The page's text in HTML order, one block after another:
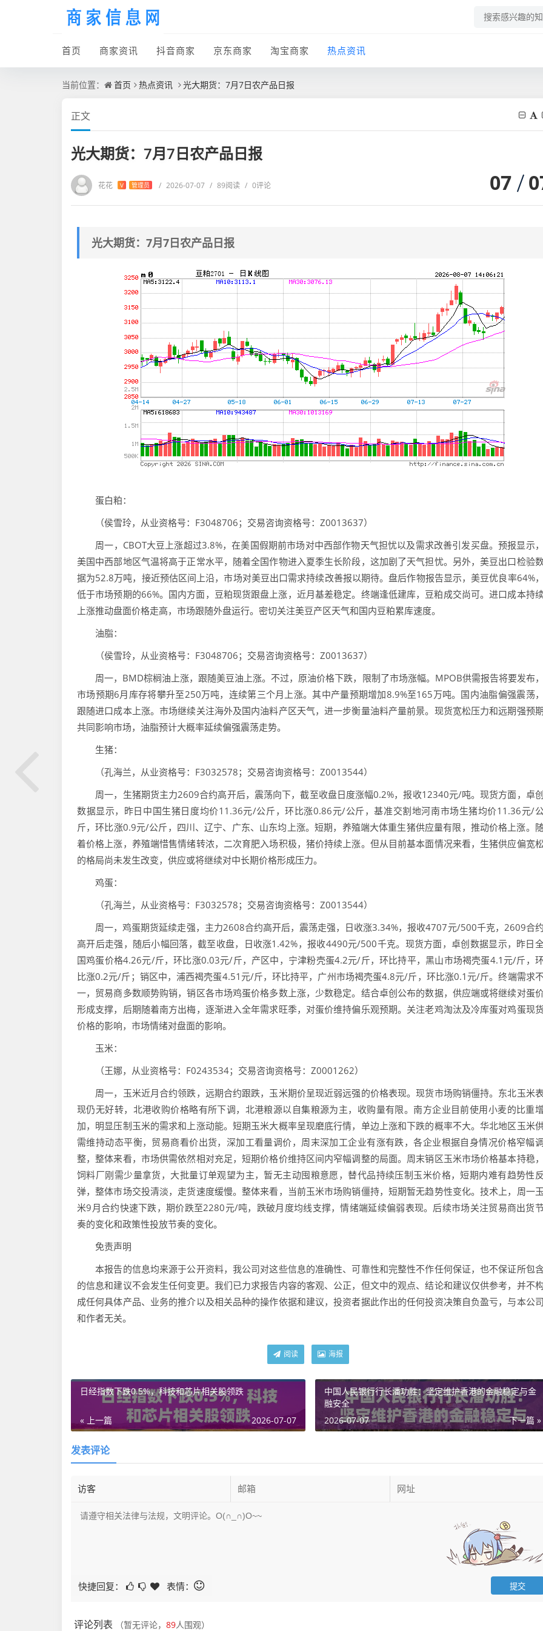
首页 商家资讯 抖音商家 京东商家 淘宝商家 热点资讯
当前位置： 首页 热点资讯 光大期货：7月7日农产品日报
正文
光大期货：7月7日农产品日报
花花 V 管理员 / 2026-07-07 / 89阅读 / 0评论 07
光大期货：7月7日农产品日报
蛋白粕：
（侯雪玲，从业资格号：F3048706；交易咨询资格号：Z0013637）
周一，CBOT大豆上涨超过3.8%，在美国假期前市场对中西部作物天气担忧以及需求改善引发买盘。预报显示，
美国中西部地区气温将高于正常水平，随着全国作物进入夏季生长阶段，这加剧了天气担忧。另外，美豆出口检验
据为52.8万吨，接近预估区间上沿，市场对美豆出口需求持续改善报以期待。盘后作物报告显示，美豆优良率64%，
低于市场预期的66%。国内方面，豆粕现货跟盘上涨，近月基差稳定。终端逢低建库，豆粕成交尚可。进口成本持续
上涨推动盘面价格走高，市场跟随外盘运行。密切关注美豆产区天气和国内豆粕累库速度。
油脂：
（侯雪玲，从业资格号：F3048706；交易咨询资格号：Z0013637）
周一，BMD棕榈油上涨，跟随美豆油上涨。不过，原油价格下跌，限制了市场涨幅。MPOB供需报告将要发布，
市场预期6月库存将攀升至250万吨，连续第三个月上涨。其中产量预期增加8.9%至165万吨。国内油脂偏强震荡，
跟随进口成本上涨。市场继续关注海外及国内油料产区天气，进一步衡量油料产量前景。现货宽松压力和远期强预期
共同影响市场，油脂预计大概率延续偏强震荡走势。
生猪：
（孔海兰，从业资格号：F3032578；交易咨询资格号：Z0013544）
周一，生猪期货主力2609合约高开后，震荡向下，截至收盘日度涨幅0.2%，报收12340元/吨。现货方面，卓创
数据显示，昨日中国生猪日度均价11.36元/公斤，环比涨0.86元/公斤，基准交割地河南市场生猪均价11.36元/
斤，环比涨0.9元/公斤，四川、辽宁、广东、山东均上涨。短期，养殖端大体重生猪供应量有限，推动价格上涨。
着价格上涨，养殖端惜售情绪转浓，二次育肥入场积极，猪价持续上涨。但从目前基本面情况来看，生猪供应偏宽
的格局尚未发生改变，供应或将继续对中长期价格形成压力。
鸡蛋：
（孔海兰，从业资格号：F3032578；交易咨询资格号：Z0013544）
周一，鸡蛋期货延续走强，主力2608合约高开后，震荡走强，日收涨3.34%，报收4707元/500千克，2609合约
高开后走强，随后小幅回落，截至收盘，日收涨1.42%，报收4490元/500千克。现货方面，卓创数据显示，昨日
国鸡蛋价格4.26元/斤，环比涨0.03元/斤，产区中，宁津粉壳蛋4.2元/斤，环比持平，黑山市场褐壳蛋4.1元/斤，
比涨0.2元/斤；销区中，浦西褐壳蛋4.51元/斤，环比持平，广州市场褐壳蛋4.8元/斤，环比涨0.1元/斤。终端需求
一，贸易商多数顺势购销，销区各市场鸡蛋价格多数上涨，少数稳定。结合卓创公布的数据，供应端或将继续对蛋
形成支撑，后期随着南方出梅，逐渐进入全年需求旺季，对蛋价维持偏乐观预期。关注老鸡淘汰及冷库蛋对鸡蛋现货
价格的影响，市场情绪对盘面的影响。
玉米：
（王娜，从业资格号：F0243534；交易咨询资格号：Z0001262）
周一，玉米近月合约领跌，远期合约跟跌，玉米期价呈现近弱远强的价格表现。现货市场购销僵持。东北玉米表
现仍无好转，北港收购价格略有所下调，北港粮源以自集粮源为主，收购量有限。南方企业目前使用小麦的比重增
加，明显压制玉米的需求和上涨动能。短期玉米大概率呈现磨底行情，单边上涨和下跌的概率不大。华北地区玉米
需维持动态平衡，贸易商看价出货，深加工看量调价，周末深加工企业有涨有跌，各企业根据自身情况价格窄幅调
整，整体来看，市场供需依然相对充足，短期价格价维持区间内窄幅调整的局面。周末销区玉米市场价格基本持稳，
饲料厂刚需少量拿货，大批量订单观望为主，暂无主动囤粮意愿，替代品持续压制玉米价格，短期内难有趋势性反
弹，整体市场交投清淡，走货速度缓慢。整体来看，当前玉米市场购销僵持，短期暂无趋势性变化。技术上，周一玉
米9月合约快速下跌，期价跌至2280元/吨，跌破月度均线支撑，情绪端延续偏弱表现。后续市场关注贸易商出货
奏的变化和政策性投放节奏的变化。
免责声明
本报告的信息均来源于公开资料，我公司对这些信息的准确性、可靠性和完整性不作任何保证，也不保证所包
的信息和建议不会发生任何变更。我们已力求报告内容的客观、公正，但文中的观点、结论和建议仅供参考，并不构
成任何具体产品、业务的推介以及相关品种的操作依据和建议，投资者据此作出的任何投资决策自负盈亏，与本公司
和作者无关。
阅读 海报
日经指数下跌0.5%，科技和芯片相关股领跌
« 上一篇 2026-07-07
中国人民银行行长潘功胜：坚定维护香港的金融稳定与金
融安全
下一篇 »
2026-07-07
发表评论
快捷回复： 表情：
评论列表 （暂无评论， 89人围观）